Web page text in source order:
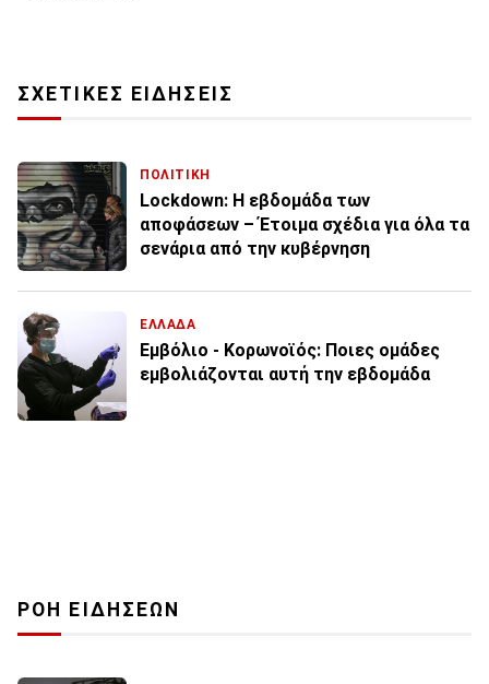
ΣΧΕΤΙΚΕΣ ΕΙΔΗΣΕΙΣ
ΠΟΛΙΤΙΚΗ
Lockdown: Η εβδομάδα των
αποφάσεων – Έτοιμα σχέδια για όλα τα
σενάρια από την κυβέρνηση
ΕΛΛΑΔΑ
Εμβόλιο - Κορωνοϊός: Ποιες ομάδες
εμβολιάζονται αυτή την εβδομάδα
ΡΟΗ ΕΙΔΗΣΕΩΝ